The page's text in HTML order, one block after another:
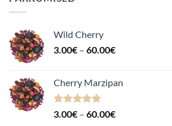
Wild Cherry
3.00€ – 60.00€Hinnavahemik:
60.00€
Cherry Marzipan
Hinnanguga
3.00€ – 60.00€Hinnavahemik: